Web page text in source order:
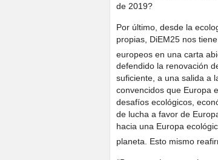
de 2019?
Por último, desde la
propias, DiEM25 nos
europeos en una carta
defendido la renovación
suficiente, a una salida a
convencidos que Europa
desafíos ecológicos,
de lucha a favor de
hacia una Europa
planeta. Esto mismo